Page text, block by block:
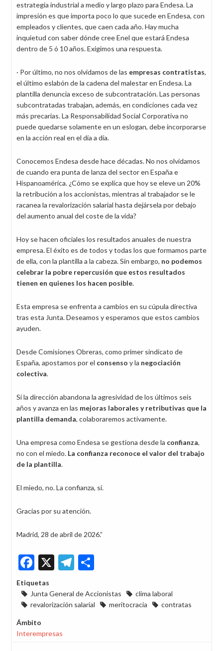
estrategia industrial a medio y largo plazo para Endesa. La
impresión es que importa poco lo que sucede en Endesa, con
empleados y clientes, que caen cada año. Hay mucha
inquietud con saber dónde cree Enel que estará Endesa
dentro de 5 ó 10 años. Exigimos una respuesta.
· Por último, no nos olvidamos de las empresas contratistas,
el último eslabón de la cadena del malestar en Endesa. La
plantilla denuncia exceso de subcontratación. Las personas
subcontratadas trabajan, además, en condiciones cada vez
más precarias. La Responsabilidad Social Corporativa no
puede quedarse solamente en un eslogan, debe incorporarse
en la acción real en el día a día.
Conocemos Endesa desde hace décadas. No nos olvidamos
de cuando era punta de lanza del sector en España e
Hispanoamérica. ¿Cómo se explica que hoy se eleve un 20%
la retribución a los accionistas, mientras al trabajador se le
racanea la revalorización salarial hasta dejársela por debajo
del aumento anual del coste de la vida?
Hoy se hacen oficiales los resultados anuales de nuestra
empresa. El éxito es de todos y todas los que formamos parte
de ella, con la plantilla a la cabeza. Sin embargo, no podemos
celebrar la pobre repercusión que estos resultados
tienen en quienes los hacen posible.
Esta empresa se enfrenta a cambios en su cúpula directiva
tras esta Junta. Deseamos y esperamos que estos cambios
ayuden.
Desde Comisiones Obreras, como primer sindicato de
España, apostamos por el consenso y la negociación
colectiva.
Si la dirección abandona la agresividad de los últimos seis
años y avanza en las mejoras laborales y retributivas que la
plantilla demanda, colaboraremos activamente.
Una empresa como Endesa se gestiona desde la confianza,
no con el miedo. La confianza reconoce el valor del trabajo
de la plantilla.
El miedo, no. La confianza, sí.
Gracias por su atención.
Madrid, 28 de abril de 2026.”
Facebook
X Telegram
Etiquetas
Junta General de Accionistas
clima laboral
revalorización salarial
meritocracia contratas
Ámbito
Interempresas